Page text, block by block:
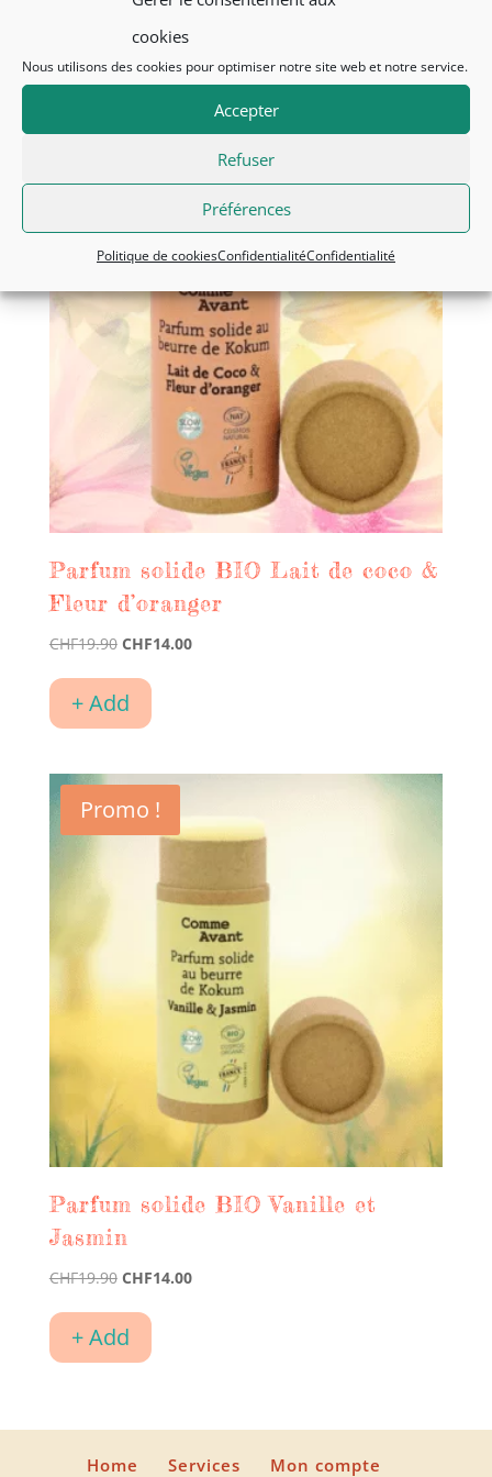
cookies
Nous utilisons des cookies pour optimiser notre site web et notre service.
Accepter
Refuser
Préférences
Politique de cookiesConfidentialitéConfidentialité
Le
prix
initial
était :
CHF14.00Le
est :
CHF14.00.
+ Add
Parfum solide BIO Lait de coco &
Fleur d’oranger
CHF19.90 Le
initial
était :
CHF14.00Le
+ Add
Promo !
Parfum solide BIO Vanille et
Jasmin
CHF19.90 Le
initial
était :
CHF14.00Le
+ Add
Home Services Mon compte